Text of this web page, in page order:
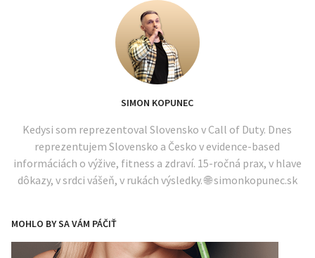
SIMON KOPUNEC
Kedysi som reprezentoval Slovensko v Call of Duty. Dnes
reprezentujem Slovensko a Česko v evidence-based
informáciách o výžive, fitness a zdraví. 15-ročná prax, v hlave
dôkazy, v srdci vášeň, v rukách výsledky. 🌐 simonkopunec.sk
MOHLO BY SA VÁM PÁČIŤ